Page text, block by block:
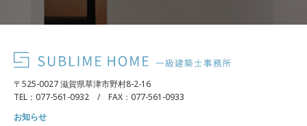
〒525-0027 滋賀県草津市野村8-2-16
TEL：077-561-0932 / FAX：077-561-0933
お知らせ